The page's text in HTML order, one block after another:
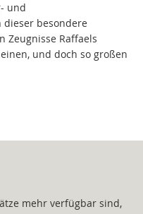
und
besondere
Zeugnisse Raffaels
und doch so großen
mehr verfügbar sind,